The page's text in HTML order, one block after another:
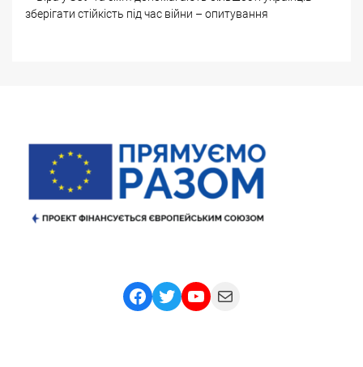
зберігати стійкість під час війни – опитування
Facebook
TwitterYouTube
Mail